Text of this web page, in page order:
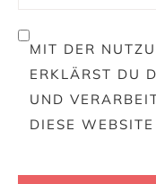
MIT DER
ERKLÄRST DU
UND
DIESE